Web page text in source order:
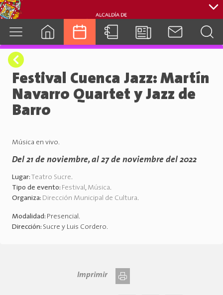
Festival Cuenca Jazz: Martín
Navarro Quartet y Jazz de
Barro
Música en vivo.
Del 21 de noviembre, al 27 de noviembre del 2022
Lugar: Teatro Sucre.
Tipo de evento: Festival, Música.
Organiza: Dirección Municipal de Cultura.
Modalidad: Presencial.
Dirección: Sucre y Luis Cordero.
Imprimir